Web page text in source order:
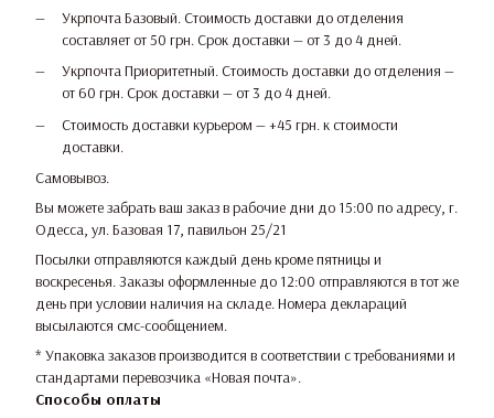
Укрпочта Базовый. Стоимость доставки до отделения
составляет от 50 грн. Срок доставки — от 3 до 4 дней.
Укрпочта Приоритетный. Стоимость доставки до отделения —
от 60 грн. Срок доставки — от 3 до 4 дней.
Стоимость доставки курьером — +45 грн. к стоимости
доставки.
Самовывоз.
Вы можете забрать ваш заказ в рабочие дни до 15:00 по адресу, г.
Одесса, ул. Базовая 17, павильон 25/21
Посылки отправляются каждый день кроме пятницы и
воскресенья. Заказы оформленные до 12:00 отправляются в тот же
день при условии наличия на складе. Номера деклараций
высылаются смс-сообщением.
* Упаковка заказов производится в соответствии с требованиями и
стандартами перевозчика «Новая почта».
Способы оплаты